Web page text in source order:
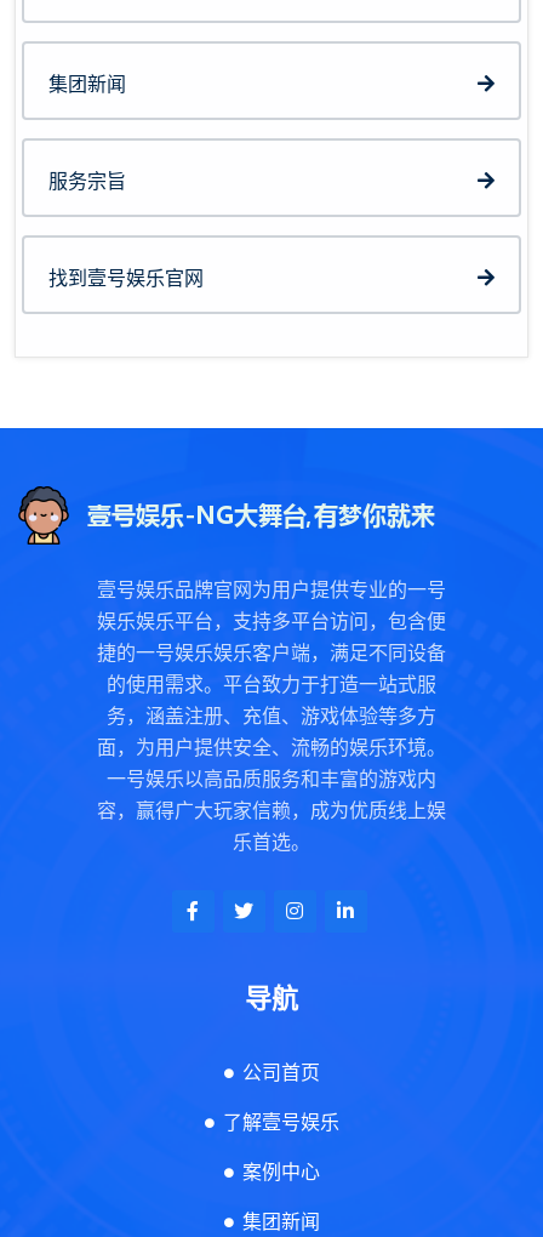
集团新闻
服务宗旨
找到壹号娱乐官网
壹号娱乐品牌官网为用户提供专业的一号
娱乐娱乐平台，支持多平台访问，包含便
捷的一号娱乐娱乐客户端，满足不同设备
的使用需求。平台致力于打造一站式服
务，涵盖注册、充值、游戏体验等多方
面，为用户提供安全、流畅的娱乐环境。
一号娱乐以高品质服务和丰富的游戏内
容，赢得广大玩家信赖，成为优质线上娱
乐首选。
导航
公司首页
了解壹号娱乐
案例中心
集团新闻